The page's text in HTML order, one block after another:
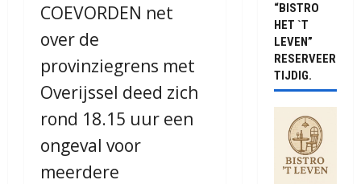
COEVORDEN net
over de
provinziegrens met
Overijssel deed zich
rond 18.15 uur een
ongeval voor
meerdere
“BISTRO
HET `T
LEVEN”
RESERVEER
TIJDIG.